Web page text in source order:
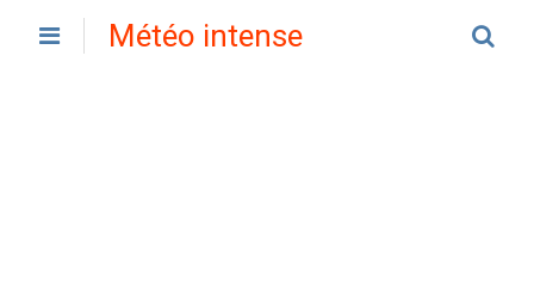
Météo intense